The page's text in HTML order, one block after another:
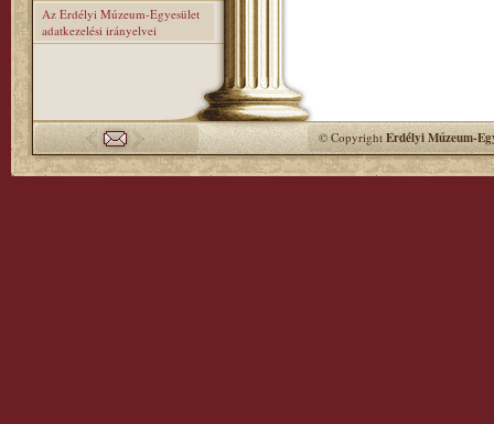
Az Erdélyi Múzeum-Egyesület
adatkezelési irányelvei
© CopyrightErdélyi Múzeum-